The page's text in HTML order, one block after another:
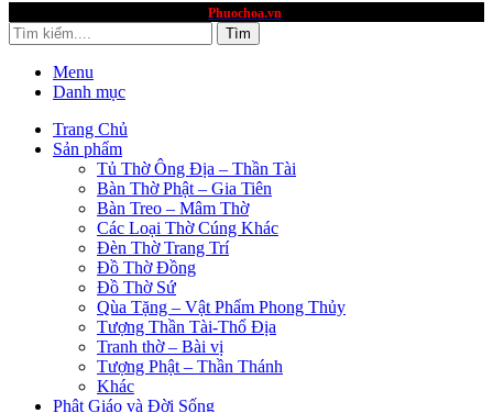
Phuochoa.vn
Tìm
Menu
Danh mục
Trang Chủ
Sản phẩm
Tủ Thờ Ông Địa – Thần Tài
Bàn Thờ Phật – Gia Tiên
Bàn Treo – Mâm Thờ
Các Loại Thờ Cúng Khác
Đèn Thờ Trang Trí
Đồ Thờ Đồng
Đồ Thờ Sứ
Qùa Tặng – Vật Phẩm Phong Thủy
Tượng Thần Tài-Thổ Địa
Tranh thờ – Bài vị
Tượng Phật – Thần Thánh
Khác
Phật Giáo và Đời Sống